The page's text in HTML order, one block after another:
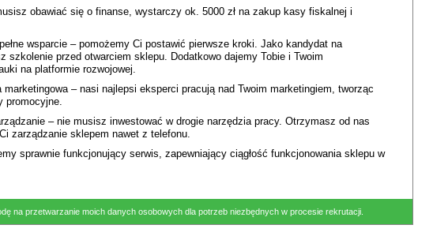
obawiać się o finanse, wystarczy ok. 5000 zł na zakup kasy fiskalnej i
wsparcie – pomożemy Ci postawić pierwsze kroki. Jako kandydat na
szkolenie przed otwarciem sklepu. Dodatkowo dajemy Tobie i Twoim
na platformie rozwojowej.
– nasi najlepsi eksperci pracują nad Twoim marketingiem, tworząc
promocyjne.
– nie musisz inwestować w drogie narzędzia pracy. Otrzymasz od nas
zarządzanie sklepem nawet z telefonu.
sprawnie funkcjonujący serwis, zapewniający ciągłość funkcjonowania sklepu w
na przetwarzanie moich danych osobowych dla potrzeb niezbędnych w procesie rekrutacji.